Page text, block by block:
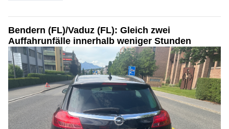
Bendern (FL)/Vaduz (FL): Gleich zwei
Auffahrunfälle innerhalb weniger Stunden